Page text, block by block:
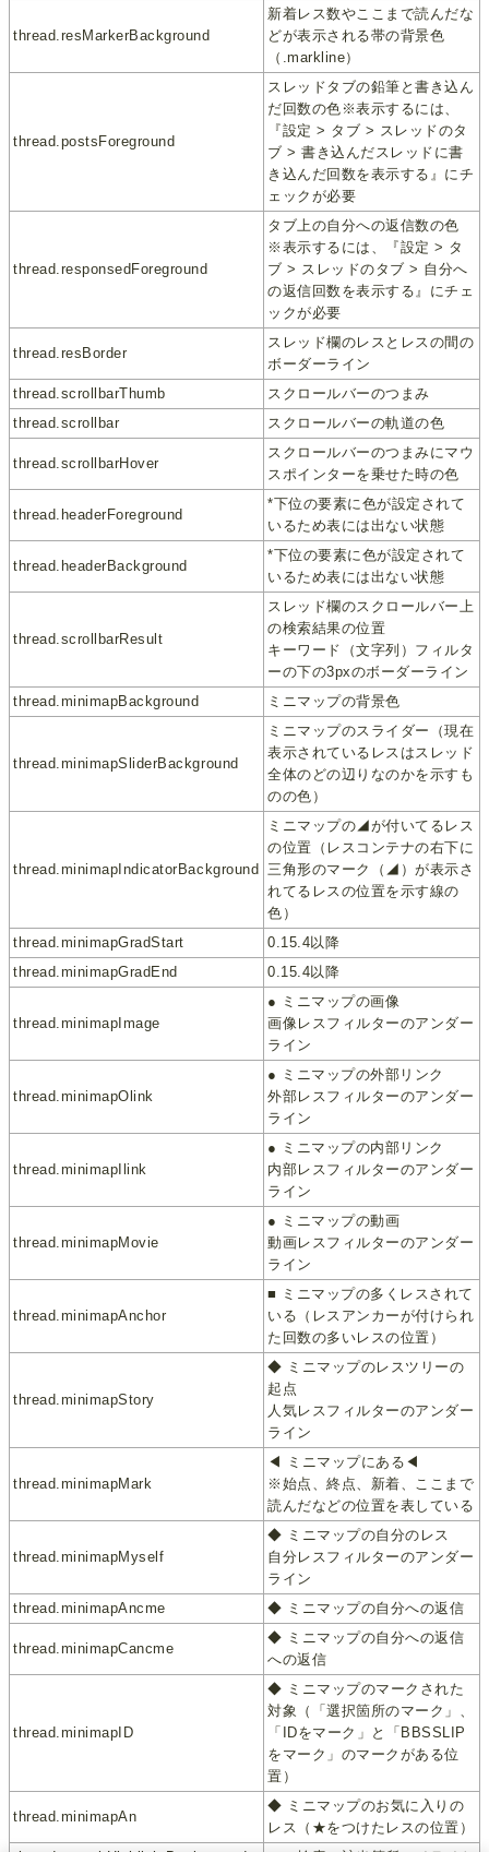
thread.resMarkerBackground
新着レス数やここまで読んだな
どが表示される帯の背景色
（.markline）
thread.postsForeground
スレッドタブの鉛筆と書き込ん
だ回数の色※表示するには、
『設定 > タブ > スレッドのタ
ブ > 書き込んだスレッドに書
き込んだ回数を表示する』にチ
ェックが必要
thread.responsedForeground
タブ上の自分への返信数の色
※表示するには、『設定 > タ
ブ > スレッドのタブ > 自分へ
の返信回数を表示する』にチェ
ックが必要
thread.resBorder
スレッド欄のレスとレスの間の
ボーダーライン
thread.scrollbarThumb
スクロールバーのつまみ
thread.scrollbar
スクロールバーの軌道の色
thread.scrollbarHover
スクロールバーのつまみにマウ
スポインターを乗せた時の色
thread.headerForeground
*下位の要素に色が設定されて
いるため表には出ない状態
thread.headerBackground
*下位の要素に色が設定されて
いるため表には出ない状態
thread.scrollbarResult
スレッド欄のスクロールバー上
の検索結果の位置
キーワード（文字列）フィルタ
ーの下の3pxのボーダーライン
thread.minimapBackground
ミニマップの背景色
thread.minimapSliderBackground
ミニマップのスライダー（現在
表示されているレスはスレッド
全体のどの辺りなのかを示すも
のの色）
thread.minimapIndicatorBackground
ミニマップの◢が付いてるレス
の位置（レスコンテナの右下に
三角形のマーク（◢）が表示さ
れてるレスの位置を示す線の
色）
thread.minimapGradStart
0.15.4以降
thread.minimapGradEnd
0.15.4以降
thread.minimapImage
● ミニマップの画像
画像レスフィルターのアンダー
ライン
thread.minimapOlink
● ミニマップの外部リンク
外部レスフィルターのアンダー
ライン
thread.minimapIlink
● ミニマップの内部リンク
内部レスフィルターのアンダー
ライン
thread.minimapMovie
● ミニマップの動画
動画レスフィルターのアンダー
ライン
thread.minimapAnchor
■ ミニマップの多くレスされて
いる（レスアンカーが付けられ
た回数の多いレスの位置）
thread.minimapStory
◆ ミニマップのレスツリーの
起点
人気レスフィルターのアンダー
ライン
thread.minimapMark
◀ ミニマップにある◀︎
※始点、終点、新着、ここまで
読んだなどの位置を表している
thread.minimapMyself
◆ ミニマップの自分のレス
自分レスフィルターのアンダー
ライン
thread.minimapAncme
◆ ミニマップの自分への返信
thread.minimapCancme
◆ ミニマップの自分への返信
への返信
thread.minimapID
◆ ミニマップのマークされた
対象（「選択箇所のマーク」、
「IDをマーク」と「BBSSLIP
をマーク」のマークがある位
置）
thread.minimapAn
◆ ミニマップのお気に入りの
レス（★をつけたレスの位置）